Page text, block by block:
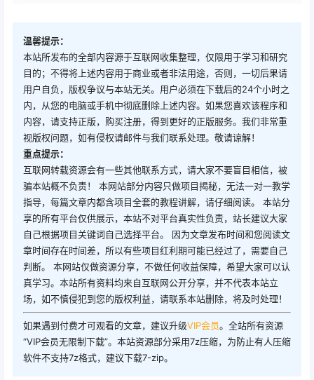
温馨提示：
本站所发布的全部内容源于互联网收集整理，仅限用于学习和研究
目的；不得将上述内容用于商业或者非法用途，否则，一切后果请
用户自负，版权争议与本站无关。用户必须在下载后的24个小时之
内，从您的电脑或手机中彻底删除上述内容。如果您喜欢该程序和
内容，请支持正版，购买注册，得到更好的正版服务。我们非常重
视版权问题，如有侵权请邮件与我们联系处理。敬请谅解！
重点提示：
互联网转载资源会有一些其他联系方式，请大家不要盲目相信，被
骗本站概不负责！ 本网站部分内容只做项目揭秘，无法一对一教学
指导，每篇文章内都含项目全套的教程讲解，请仔细阅读。 本站分
享的所有平台仅供展示，本站不对平台真实性负责，站长建议大家
自己根据项目关键词自己选择平台。 因为文章发布时间和您阅读文
章时间存在时间差，所以有些项目红利期可能已经过了，需要自己
判断。 本网站仅做资源分享，不做任何收益保障，希望大家可以认
真学习。本站所有资料均来自互联网公开分享，并不代表本站立
场，如不慎侵犯到您的版权利益，请联系本站删除，将及时处理！
如果遇到付费才可观看的文章，建议升级VIP会员。全站所有资源
“VIP会员无限制下载”。本站资源部分采用7z压缩，为防止有人压缩
软件不支持7z格式，建议下载7-zip。